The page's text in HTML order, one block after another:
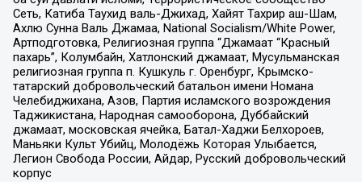
Сеть, Катиба Таухид валь-Джихад, Хайят Тахрир аш-Шам,
Ахлю Сунна Валь Джамаа, National Socialism/White Power,
Артподготовка, Религиозная группа “Джамаат “Красный
пахарь”, Колумбайн, Хатлонский джамаат, Мусульманская
религиозная группа п. Кушкуль г. Оренбург, Крымско-
татарский добровольческий батальон имени Номана
Челебиджихана, Азов, Партия исламского возрождения
Таджикистана, Народная самооборона, Дуббайский
джамаат, московская ячейка, Батал-Хаджи Белхороев,
Маньяки Культ Убийц, Молодёжь Которая Улыбается,
Легион Свобода России, Айдар, Русский добровольческий
корпус